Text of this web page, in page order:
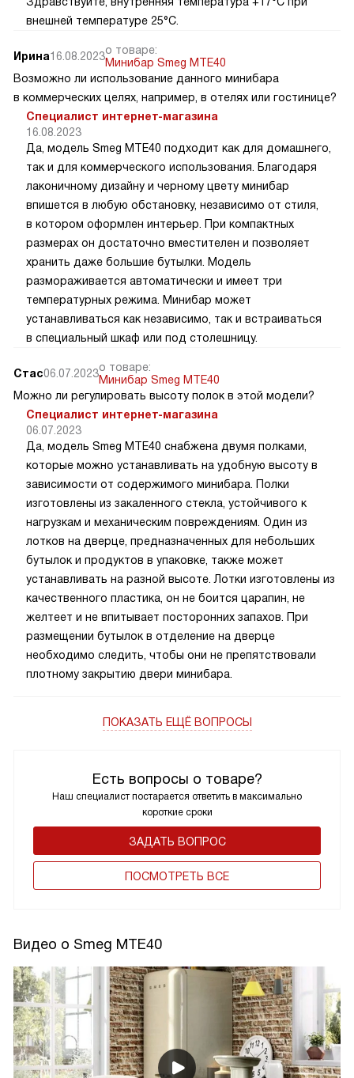
Есть вопросы о товаре?
Наш специалист постарается ответить в максимально
короткие сроки
ЗАДАТЬ ВОПРОС
ПОCМОТРЕТЬ ВСЕ
внешней температуре 25°C.
Ирина16.08.2023о товаре:
Минибар Smeg MTE40
Возможно ли использование данного минибара
в коммерческих целях, например, в отелях или гостинице?
Специалист интернет-магазина
16.08.2023
Да, модель Smeg MTE40 подходит как для домашнего,
так и для коммерческого использования. Благодаря
лаконичному дизайну и черному цвету минибар
впишется в любую обстановку, независимо от стиля,
в котором оформлен интерьер. При компактных
размерах он достаточно вместителен и позволяет
хранить даже большие бутылки. Модель
размораживается автоматически и имеет три
температурных режима. Минибар может
устанавливаться как независимо, так и встраиваться
в специальный шкаф или под столешницу.
Стас06.07.2023о товаре:
Минибар Smeg MTE40
Можно ли регулировать высоту полок в этой модели?
Специалист интернет-магазина
06.07.2023
Да, модель Smeg MTE40 снабжена двумя полками,
которые можно устанавливать на удобную высоту в
зависимости от содержимого минибара. Полки
изготовлены из закаленного стекла, устойчивого к
нагрузкам и механическим повреждениям. Один из
лотков на дверце, предназначенных для небольших
бутылок и продуктов в упаковке, также может
устанавливать на разной высоте. Лотки изготовлены из
качественного пластика, он не боится царапин, не
желтеет и не впитывает посторонних запахов. При
размещении бутылок в отделение на дверце
необходимо следить, чтобы они не препятствовали
плотному закрытию двери минибара.
ПОКАЗАТЬ ЕЩЁ ВОПРОСЫ
Видео о Smeg MTE40